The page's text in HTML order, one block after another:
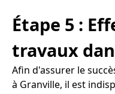
Étape 5 :
travaux
Afin d'assurer le
à Granville, il est